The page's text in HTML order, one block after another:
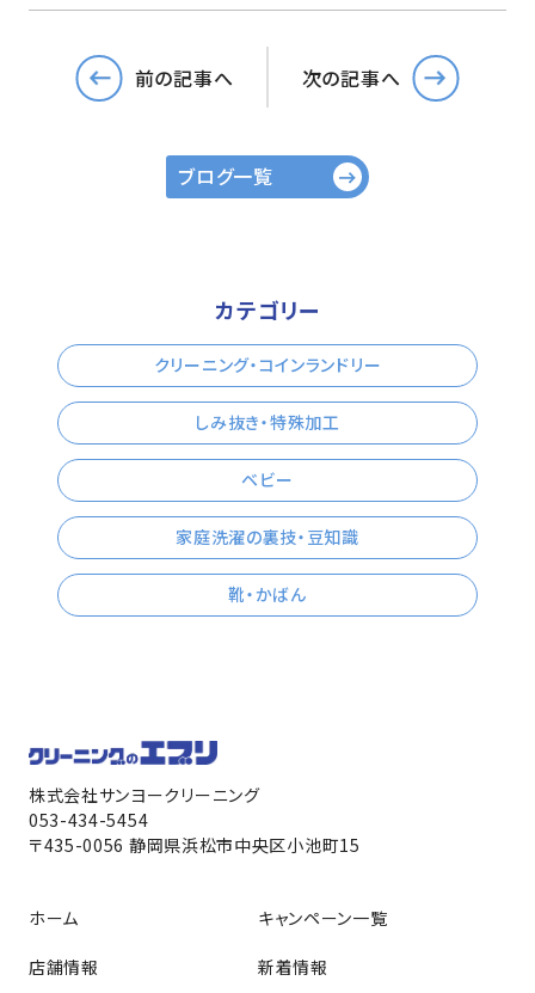
前の記事へ 次の記事へ
ブログ一覧
カテゴリー
クリーニング・コインランドリー
しみ抜き・特殊加工
ベビー
家庭洗濯の裏技・豆知識
靴・かばん
株式会社サンヨークリーニング
053-434-5454
〒435-0056 静岡県浜松市中央区小池町15
ホーム
店舗情報
キャンペーン一覧
新着情報